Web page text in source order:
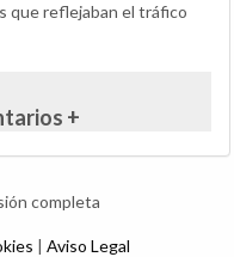
que reflejaban el tráfico
+
completa
| Aviso Legal